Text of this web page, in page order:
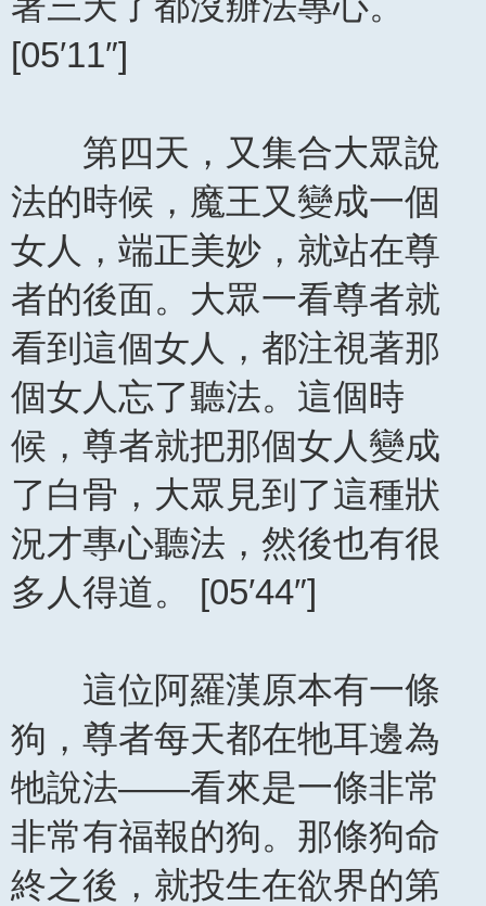
[05′11″]
第四天，又集合大眾說
法的時候，魔王又變成一個
女人，端正美妙，就站在尊
者的後面。大眾一看尊者就
看到這個女人，都注視著那
個女人忘了聽法。這個時
候，尊者就把那個女人變成
了白骨，大眾見到了這種狀
況才專心聽法，然後也有很
多人得道。 [05′44″]
這位阿羅漢原本有一條
狗，尊者每天都在牠耳邊為
牠說法——看來是一條非常
非常有福報的狗。那條狗命
終之後，就投生在欲界的第